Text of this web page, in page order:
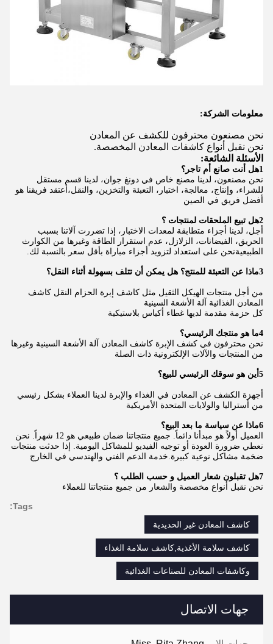
جهات الاتصال
معلومات الشركة:
نحن مصنعون محترفون للكشف عن المعادن
نحن نقبل أنواع كاشفات المعادن المخصصة.
الأسئلة الشائعة:
1هل أنت صانع أم تاجر؟
نحن مصنعون، لدينا مصنع خاص في دونغ جوان، لدينا قسم مستقل
للشراء، وإنتاج، معالجة، اختبار، التعبئة والتخزين، والنقل،أعتقد فريقنا هو
أفضل فريق في الصين
2هل تبيع الملحقات لمنتجات ؟
أجل، لدينا أجزاء متطابقة لمعدات الاختبار، إذا تضررت آلاتنا بسبب
الحريق، الفيضانات، الزلازل، عدم استقرار الطاقة وغيرها من الكوارث
الطبيعيةنحن على استعداد لتزويد أجزاء مباراة بأقل سعر بالنسبة لك.
3ماذا عن التعبئة للمنتج؟ هل يمكن أن تتلف بسهولة أثناء النقل؟
من أجل منتجات الهيكل الثقيل مثل كاشف إبرة الحزام النقل كاشف
المعادن الغذائية آلة الأشعة السينية
كل حزمة مقدمة لديها غطاء أكياس بلاستيكية
4ما هو منتجك الرئيسي؟
نحن محترفون في كشف الإبرة كاشف المعادن آلة الأشعة السينية وغيرها
من المنتجات والآلات الإلكترونية ذات الصلة
5أين هو سوقك الرئيسي للبيع؟
أجهزة الكشف عن المعادن في الغذاء والإبرة لدينا العملاء بشكل رئيسي
من أستراليا والولايات المتحدة الأمريكية
6ماذا عن سياسة ما بعد البيع؟
العميل أولاً هو مبدأنا دائماً. جميع منتجاتنا ضمان طبيعي هو 12 شهراً. نحن
نعطي ضرورة العودة أو توجيه الفيديو للمشاكل اليومية. إذا حدثت منتجات
ضخمة مشاكل نوعية كبيرة.خدمة الدعم الفني والهندسي في الخارج
7هل تقبلون شعار العميل و حسب الطلب ؟
نحن نقبل أنواع مخصصة والشعار من جميع منتجاتنا للعملاء
Tags:
كاشف المعادن غير الحديدية
كاشف سلامة الأغذية,كاشف سلامة الغذاء
وكاشفات المعادن للصناعات الغذائية